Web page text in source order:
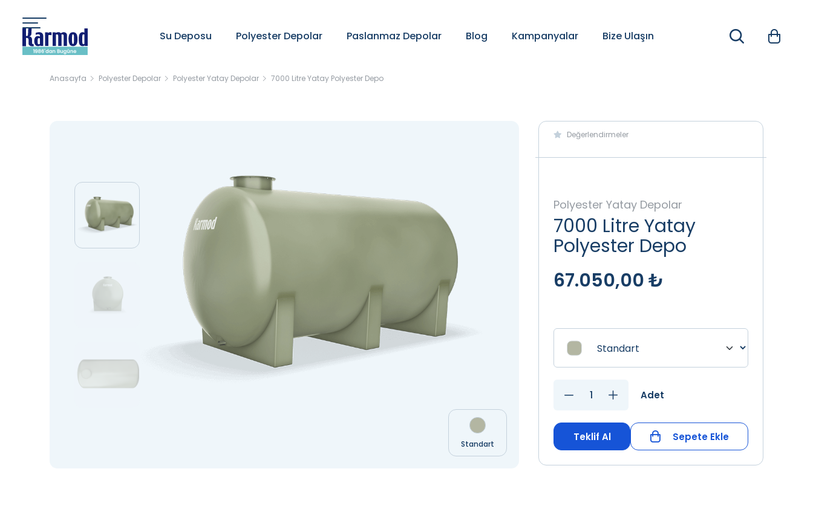
Su Deposu Polyester Depolar Paslanmaz Depolar Blog Kampanyalar Bize Ulaşın
Anasayfa Polyester Depolar Polyester Yatay Depolar 7000 Litre Yatay Polyester Depo
Standart
Değerlendirmeler
Polyester Yatay Depolar
7000 Litre Yatay
Polyester Depo
67.050,00 ₺
Adet
Teklif Al Sepete Ekle